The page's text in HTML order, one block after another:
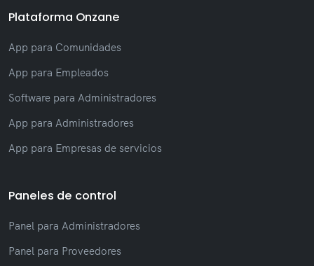
Plataforma Onzane
App para Comunidades
App para Empleados
Software para Administradores
App para Administradores
App para Empresas de servicios
Paneles de control
Panel para Administradores
Panel para Proveedores